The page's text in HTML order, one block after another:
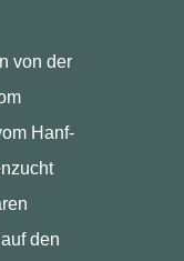
von der
Hanf-
den